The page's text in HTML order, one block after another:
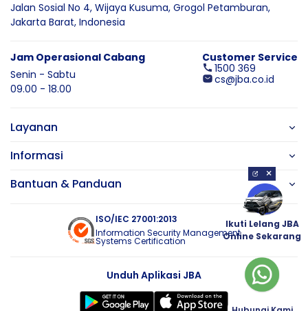
Jalan Sosial No 4, Wijaya Kusuma, Grogol Petamburan,
Jakarta Barat, Indonesia
Jam Operasional Cabang
Senin - Sabtu
09.00 - 18.00
Customer Service
1500 369
cs@jba.co.id
Layanan
Informasi
Bantuan & Panduan
ISO/IEC 27001:2013
Information Security Management
Systems Certification
Unduh Aplikasi JBA
×
Ikuti Lelang JBA
Online Sekarang